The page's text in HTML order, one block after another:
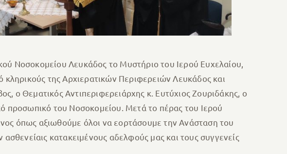
Νοσοκομείου Λευκάδος το Μυστήριο του Ιερού Ευχελαίου,
της Αρχιερατικών Περιφερειών Λευκάδος και
ο Θεματικός Αντιπεριφερειάρχης κ. Ευτύχιος Ζουριδάκης, ο
προσωπικό του Νοσοκομείου. Μετά το πέρας του Ιερού
όπως αξιωθούμε όλοι να εορτάσουμε την Ανάσταση του
κατακειμένους αδελφούς μας και τους συγγενείς